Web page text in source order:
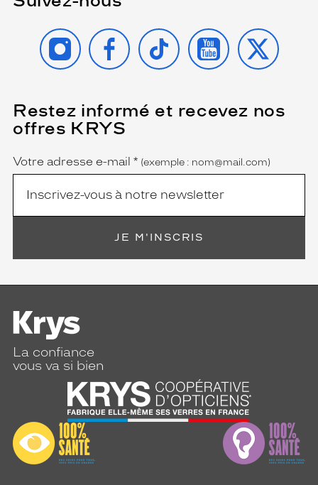
INSTAGRAMFACEBOOK
TIKTOK YOUTUBE
X
Restez informé et recevez nos
offres KRYS
Name
Votre adresse e-mail *
(Ce
champ
est
obligatoire)
(exemple : nom@mail.com)
JE M'INSCRIS
La confiance
vous va si bien